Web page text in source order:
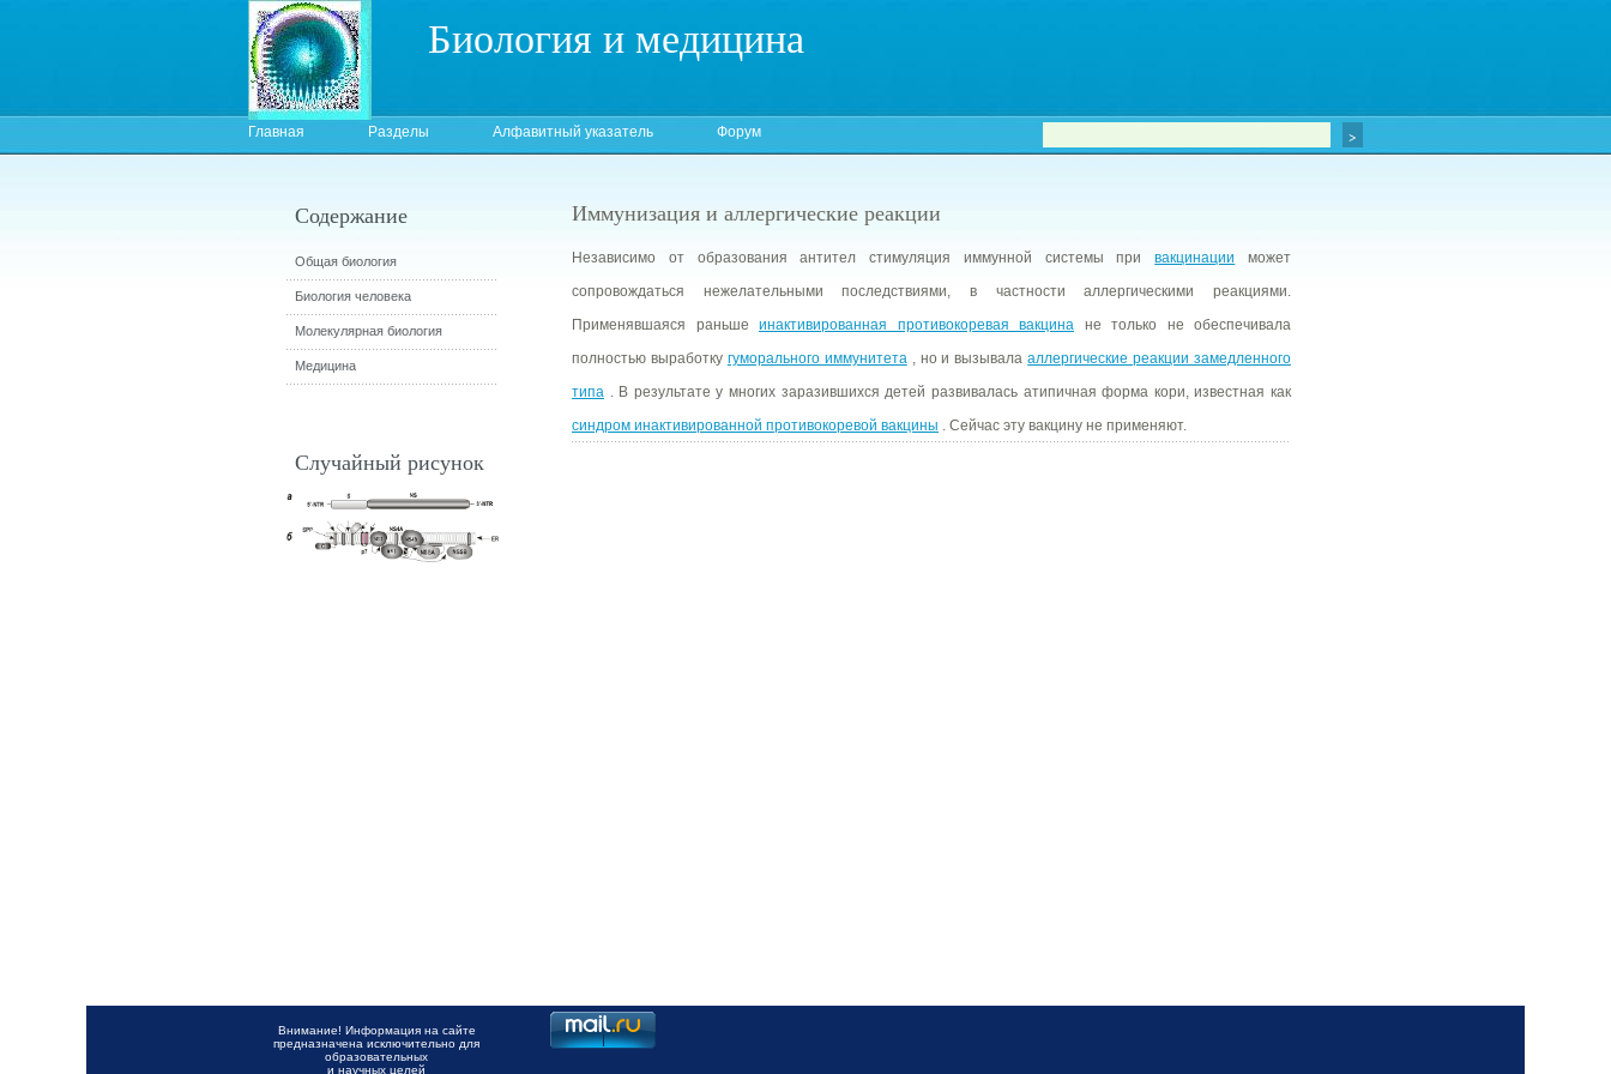
Биология и медицина
Главная Разделы Алфавитный указатель Форум
Иммунизация и аллергические реакции
Независимо от образования антител стимуляция иммунной системы привакцинации может
сопровождаться нежелательными последствиями, в частности аллергическими реакциями.
Применявшаяся раньше инактивированная противокоревая вакцина не только не обеспечивала
полностью выработку гуморального иммунитета, но и вызывалааллергические реакции замедленного
типа . В результате у многих заразившихся детей развивалась атипичная форма кори, известная как
синдром инактивированной противокоревой вакцины . Сейчас эту вакцину не применяют.
Содержание
Общая биология
Биология человека
Молекулярная биология
Медицина
Случайный рисунок
Внимание! Информация на сайте
предназначена исключительно для
образовательных
и научных целей